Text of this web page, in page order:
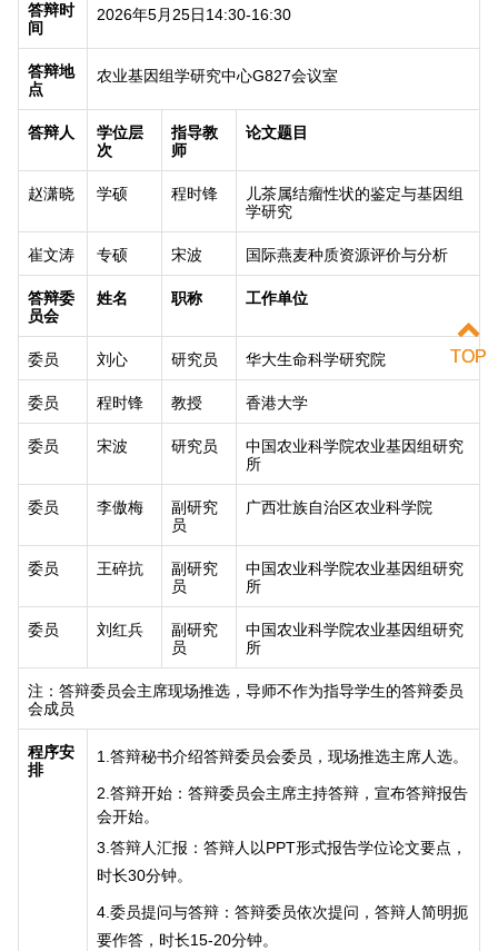
答辩时
间
2026年5月 25日14:30-16:30
答辩地
点
农业基因组学研究中心G827会议室
答辩人
学位层
次
指导教
师
论文题目
赵潇晓 学硕 程时锋
儿茶属结瘤性状的鉴定与基因组
学研究
崔文涛 专硕 宋波 国际燕麦种质资源评价与分析
答辩委
员会
姓名 职称 工作单位
委员 刘心 研究员 华大生命科学研究院
委员 程时锋 教授 香港大学
委员 宋波 研究员
中国农业科学院农业基因组研究
所
委员 李傲梅
副研究
员
广西壮族自治区农业科学院
委员 王碎抗
副研究
员
中国农业科学院农业基因组研究
所
委员 刘红兵
副研究
员
中国农业科学院农业基因组研究
所
注：答辩委员会主席现场推选，导师不作为指导学生的答辩委员
会成员
程序安
排
1. 答辩秘书介绍答辩委员会委员，现场推选主席人选。
2. 答辩开始：答辩委员会主席主持答辩，宣布答辩报告
会开始。
3. 答辩人汇报：答辩人以PPT形式报告学位论文要点，
时长30分钟。
4. 委员提问与答辩：答辩委员依次提问，答辩人简明扼
要作答，时长15-20分钟。
TOP
TOP